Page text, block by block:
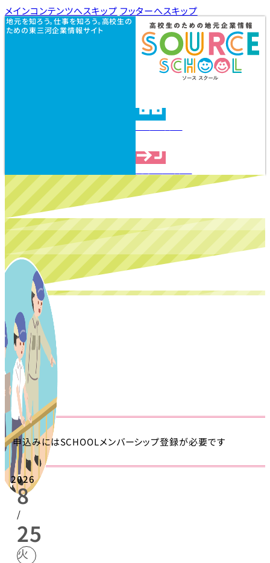
メインコンテンツへスキップ フッターへスキップ
地元を知ろう。仕事を知ろう。高校生の
ための東三河企業情報サイト
申込みにはSCHOOLメンバーシップ登録が必要です
2026
8
/
25
火